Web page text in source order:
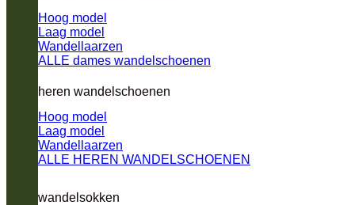
Hoog model
Laag model
Wandellaarzen
ALLE dames wandelschoenen
heren wandelschoenen
Hoog model
Laag model
Wandellaarzen
ALLE HEREN WANDELSCHOENEN
wandelsokken